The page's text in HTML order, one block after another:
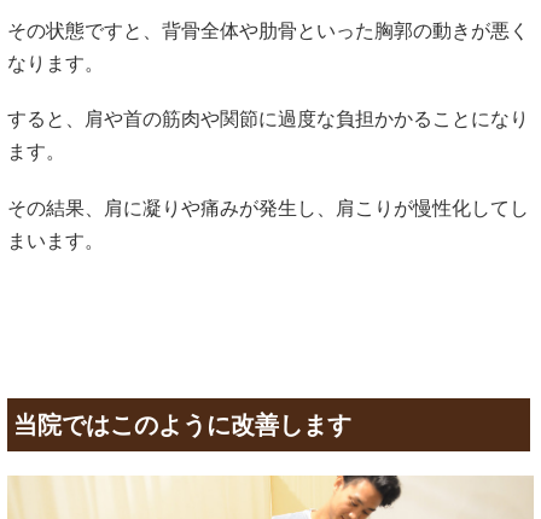
その状態ですと、背骨全体や肋骨といった胸郭の動きが悪く
なります。
すると、肩や首の筋肉や関節に過度な負担かかることになり
ます。
その結果、肩に凝りや痛みが発生し、肩こりが慢性化してし
まいます。
当院ではこのように改善します